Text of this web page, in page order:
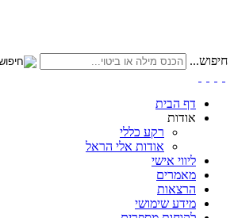
חיפוש...
דף הבית
אודות
רקע כללי
אודות אלי הראל
ליווי אישי
מאמרים
הרצאות
מידע שימושי